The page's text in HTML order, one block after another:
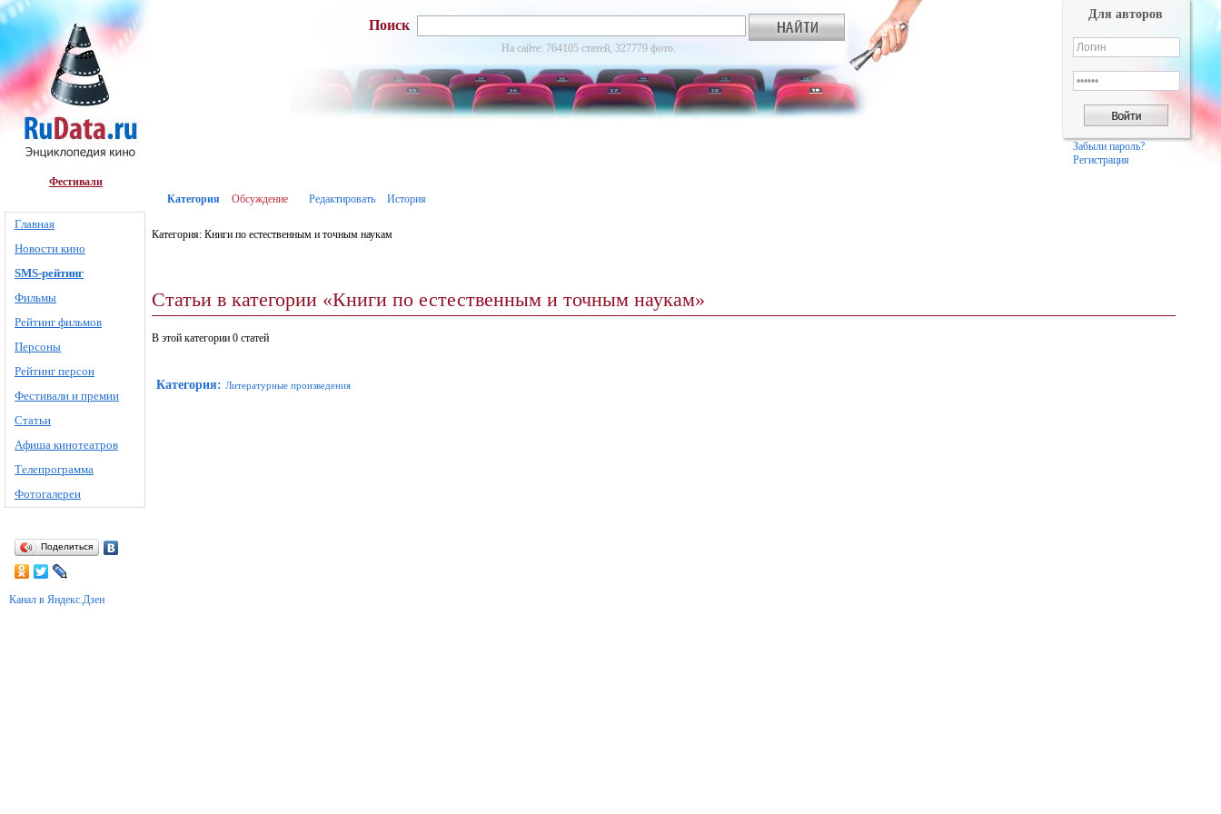
Фестивали
Главная
Новости кино
SMS-рейтинг
Фильмы
Рейтинг фильмов
Персоны
Рейтинг персон
Фестивали и премии
Статьи
Афиша кинотеатров
Телепрограмма
Фотогалереи
Поделиться
Канал в Яндекс.Дзен
Поиск
На сайте: 764105 статей, 327779 фото.
Для авторов
Забыли пароль?
Регистрация
Категория Обсуждение Редактировать История
Категория: Книги по естественным и точным наукам
Статьи в категории «Книги по естественным и точным наукам»
В этой категории 0 статей
Категория: Литературные произведения